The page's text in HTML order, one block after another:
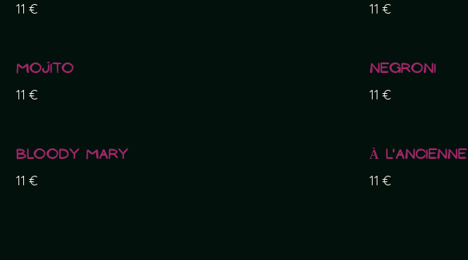
11 € 11 €
Mojito
11 €
Negroni
11 €
Bloody Mary
11 €
À l'ancienne
11 €